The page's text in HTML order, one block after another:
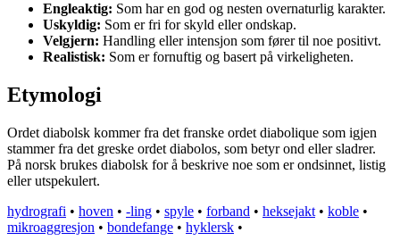
Engleaktig: Som har en god og nesten overnaturlig karakter.
Uskyldig: Som er fri for skyld eller ondskap.
Velgjern: Handling eller intensjon som fører til noe positivt.
Realistisk: Som er fornuftig og basert på virkeligheten.
Etymologi
Ordet diabolsk kommer fra det franske ordet diabolique som igjen
stammer fra det greske ordet diabolos, som betyr ond eller sladrer.
På norsk brukes diabolsk for å beskrive noe som er ondsinnet, listig
eller utspekulert.
hydrografi • hoven • -ling • spyle • forband • heksejakt • koble •
mikroaggresjon • bondefange • hyklersk •